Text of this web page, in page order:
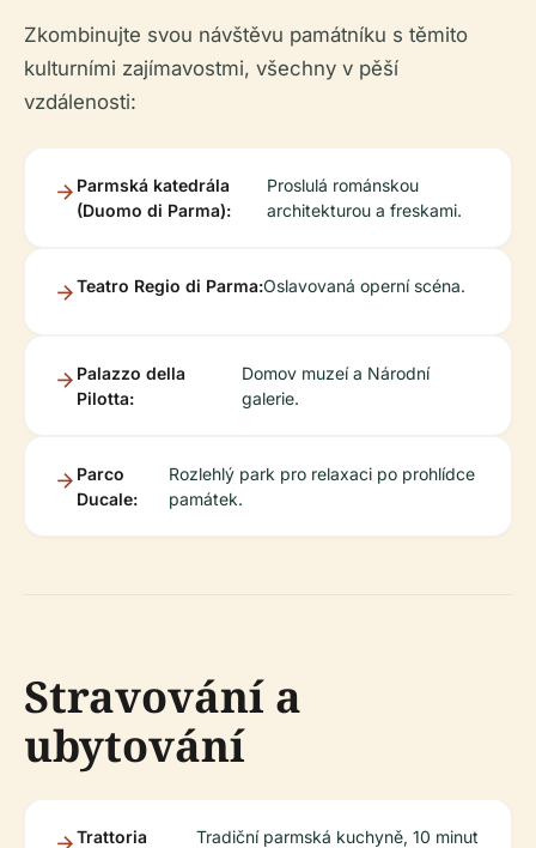
Zkombinujte svou návštěvu památníku s těmito
kulturními zajímavostmi, všechny v pěší
vzdálenosti:
Parmská katedrála
(Duomo di Parma):
Proslulá románskou
architekturou a freskami.
Teatro Regio di Parma:Oslavovaná operní scéna.
Palazzo della
Pilotta:
Domov muzeí a Národní
galerie.
Parco
Ducale:
Rozlehlý park pro relaxaci po prohlídce
památek.
Stravování a
ubytování
Trattoria
Tradiční parmská kuchyně, 10 minut